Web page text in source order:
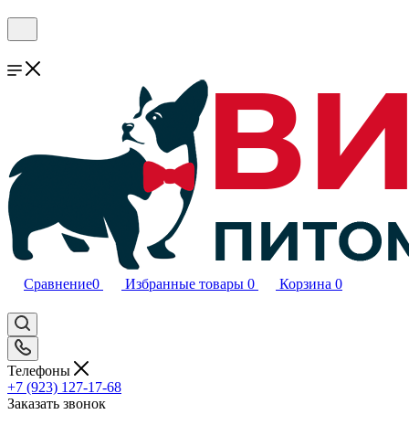
Сравнение0 Избранные товары 0 Корзина 0
Телефоны
+7 (923) 127-17-68
Заказать звонок